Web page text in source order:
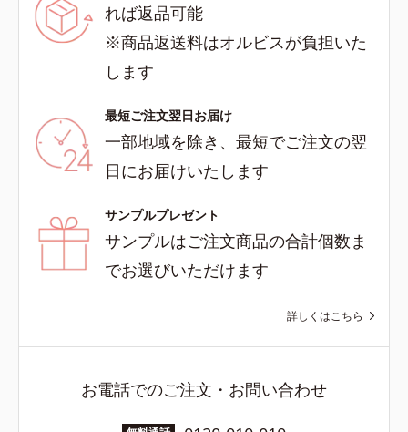
れば返品可能
※商品返送料はオルビスが負担いた
します
最短ご注文翌日お届け
一部地域を除き、最短でご注文の翌
日にお届けいたします
サンプルプレゼント
サンプルはご注文商品の合計個数ま
でお選びいただけます
詳しくはこちら
お電話でのご注文・お問い合わせ